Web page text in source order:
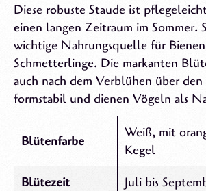
Diese robuste Staude ist
einen langen Zeitraum im Sommer.
wichtige Nahrungsquelle für
Schmetterlinge. Die markanten
auch nach dem Verblühen über
formstabil und dienen Vögeln als
Blütenfarbe
Weiß, mit
Kegel
Blütezeit
Juli bis